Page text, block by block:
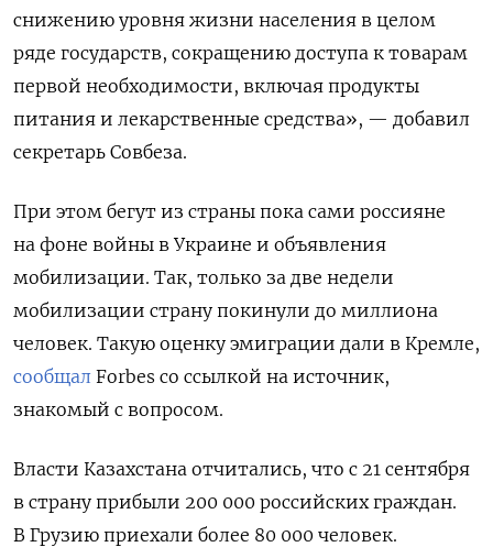
снижению уровня жизни населения в целом
ряде государств, сокращению доступа к товарам
первой необходимости, включая продукты
питания и лекарственные средства», — добавил
секретарь Совбеза.
При этом бегут из страны пока сами россияне
на фоне войны в Украине и объявления
мобилизации. Так, только за две недели
мобилизации страну покинули до миллиона
человек. Такую оценку эмиграции дали в Кремле,
сообщал Forbes со ссылкой на источник,
знакомый с вопросом.
Власти Казахстана отчитались, что с 21 сентября
в страну прибыли 200 000 российских граждан.
В Грузию приехали более 80 000 человек.